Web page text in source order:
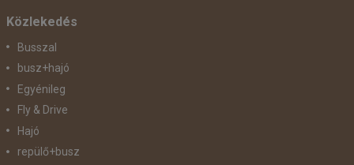
Közlekedés
Busszal
busz+hajó
Egyénileg
Fly & Drive
Hajó
repülő+busz